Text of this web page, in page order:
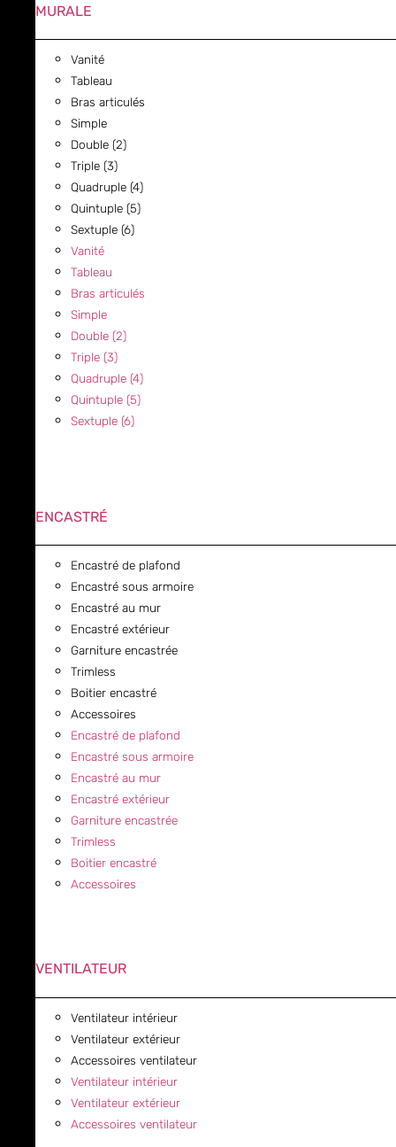
MURALE
Vanité
Tableau
Bras articulés
Simple
Double (2)
Triple (3)
Quadruple (4)
Quintuple (5)
Sextuple (6)
Vanité
Tableau
Bras articulés
Simple
Double (2)
Triple (3)
Quadruple (4)
Quintuple (5)
Sextuple (6)
ENCASTRÉ
Encastré de plafond
Encastré sous armoire
Encastré au mur
Encastré extérieur
Garniture encastrée
Trimless
Boitier encastré
Accessoires
Encastré de plafond
Encastré sous armoire
Encastré au mur
Encastré extérieur
Garniture encastrée
Trimless
Boitier encastré
Accessoires
VENTILATEUR
Ventilateur intérieur
Ventilateur extérieur
Accessoires ventilateur
Ventilateur intérieur
Ventilateur extérieur
Accessoires ventilateur